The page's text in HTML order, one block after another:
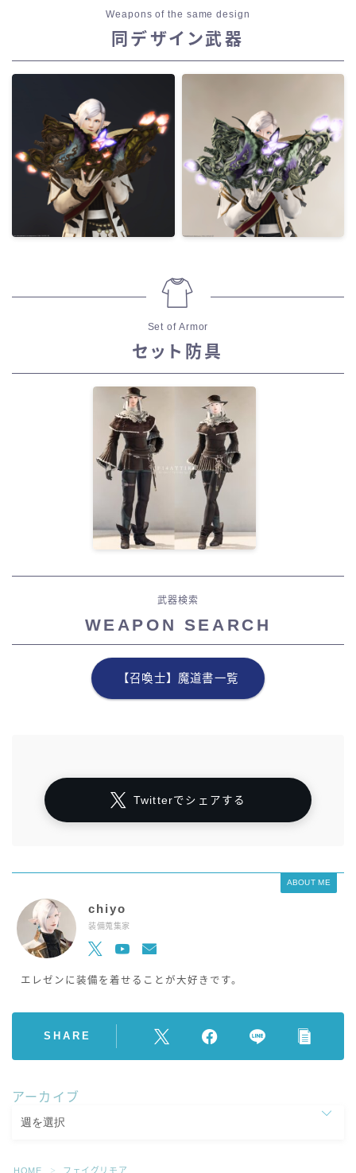
Weapons of the same design
同デザイン武器
Set of Armor
セット防具
武器検索
WEAPON SEARCH
【召喚士】魔道書一覧
Twitterでシェアする
ABOUT ME
chiyo
装備蒐集家
エレゼンに装備を着せることが大好きです。
SHARE
アーカイブ
HOME ＞ フェイグリモア